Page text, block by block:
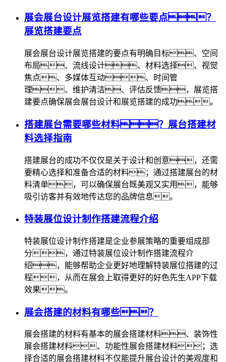
展会展台设计展览搭建有哪些要点？
展览搭建要点
展会展台设计展览搭建的要点有明确目标、空间
布局、流线设计、材料选择、视觉
焦点、多媒体互动、时间管
理、维护清洁、评估反馈，展览搭
建要点确保展会展台设计和展览搭建的成功。
搭建展台需要哪些材料？展台搭建材
料选择指南
搭建展台的成功不仅仅是关于设计和创意，还需
要精心选择和准备合适的材料；通过搭建展台的材
料清单，可以确保展台既美观又实用，能够
吸引访客并有效地传达您的品牌信息。
特装展位设计制作搭建流程介绍
特装展位设计制作搭建是企业参展策略的重要组成部
分，通过特装展位设计制作搭建流程介
绍，能够帮助企业更好地理解特装展位搭建的过
程，从而在展会上取得更好的好色先生APP下载
效果。
展会搭建的材料有哪些？
展会搭建的材料有基本的展会搭建材料、装饰性
展会搭建材料、功能性展会搭建材料；选
择合适的展会搭建材料不仅能提升展台设计的美观度和